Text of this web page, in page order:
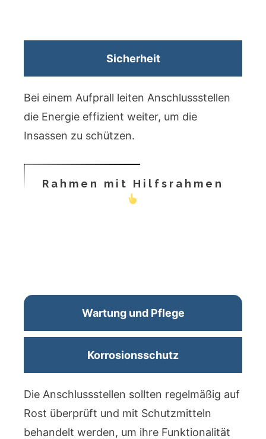
Sicherheit
Bei einem Aufprall leiten Anschlussstellen
die Energie effizient weiter, um die
Insassen zu schützen.
Rahmen mit Hilfsrahmen
Wartung und Pflege
Korrosionsschutz
Die Anschlussstellen sollten regelmäßig auf
Rost überprüft und mit Schutzmitteln
behandelt werden, um ihre Funktionalität